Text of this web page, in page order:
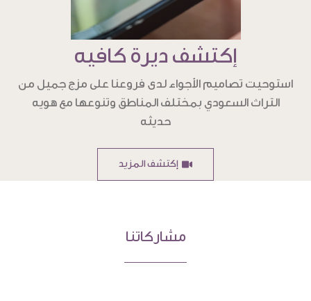
إكتشف ديرة كافيه
استوحيت تصاميم الأجواء لدى فروعنا على مزج جميل من
التراث السعودي بمختلف المناطق وتنوعها مع هويه
حديثه
إكتشف المزيد
مشاركاتنا